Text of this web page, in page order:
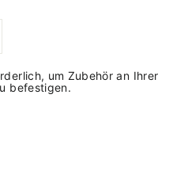
um Zubehör an Ihrer
befestigen.